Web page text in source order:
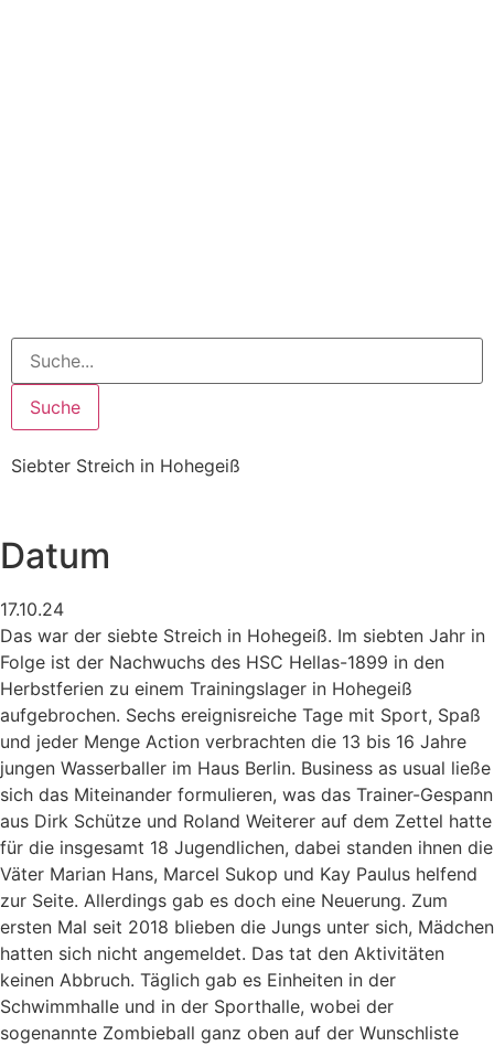
Suche
Siebter Streich in Hohegeiß
Datum
17.10.24
Das war der siebte Streich in Hohegeiß. Im siebten Jahr in
Folge ist der Nachwuchs des HSC Hellas-1899 in den
Herbstferien zu einem Trainingslager in Hohegeiß
aufgebrochen. Sechs ereignisreiche Tage mit Sport, Spaß
und jeder Menge Action verbrachten die 13 bis 16 Jahre
jungen Wasserballer im Haus Berlin. Business as usual ließe
sich das Miteinander formulieren, was das Trainer-Gespann
aus Dirk Schütze und Roland Weiterer auf dem Zettel hatte
für die insgesamt 18 Jugendlichen, dabei standen ihnen die
Väter Marian Hans, Marcel Sukop und Kay Paulus helfend
zur Seite. Allerdings gab es doch eine Neuerung. Zum
ersten Mal seit 2018 blieben die Jungs unter sich, Mädchen
hatten sich nicht angemeldet. Das tat den Aktivitäten
keinen Abbruch. Täglich gab es Einheiten in der
Schwimmhalle und in der Sporthalle, wobei der
sogenannte Zombieball ganz oben auf der Wunschliste